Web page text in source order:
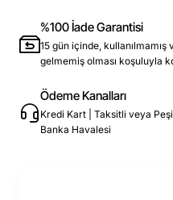
%100 İade Garantisi
15 gün içinde,
gelmemiş olması koşuluyla
Ödeme Kanalları
Kredi Kart | Taksitli veya
Banka Havalesi